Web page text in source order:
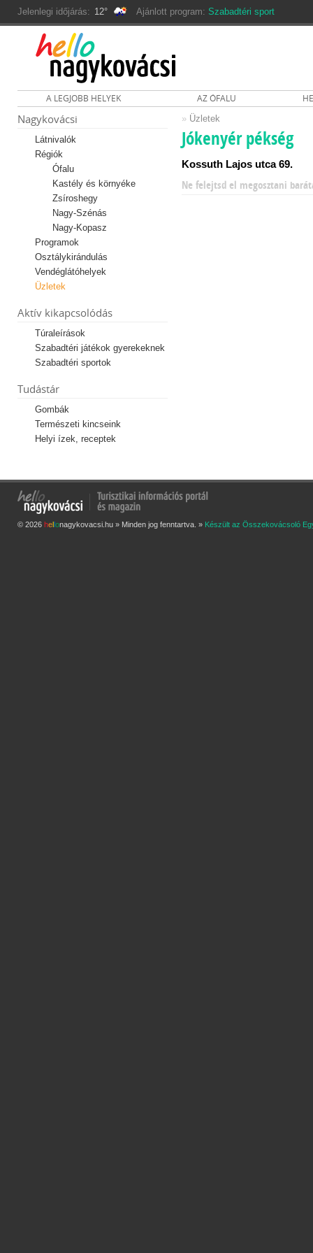
Jelenlegi időjárás: 12° Ajánlott program: Szabadtéri sport
A LEGJOBB HELYEK AZ ÓFALU
Nagykovácsi
Látnivalók
Régiók
Ófalu
Kastély és környéke
Zsíroshegy
Nagy-Szénás
Nagy-Kopasz
Programok
Osztálykirándulás
Vendéglátóhelyek
Üzletek
Aktív kikapcsolódás
Túraleírások
Szabadtéri játékok gyerekeknek
Szabadtéri sportok
Tudástár
Gombák
Természeti kincseink
Helyi ízek, receptek
» Üzletek
Jókenyér pékség
Kossuth Lajos utca 69.
Ne felejtsd el megosztani
© 2026 he onagykovacsi.hu » Minden jog fenntartva. » Készült az Összekovácsoló